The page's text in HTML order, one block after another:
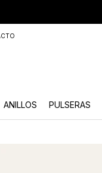
ANILLOS PULSERAS